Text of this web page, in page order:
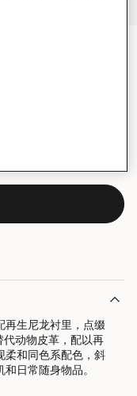
再生尼龙衬里，点缀
代动物皮革，配以再
柔和同色系配色，斜
日常随身物品。